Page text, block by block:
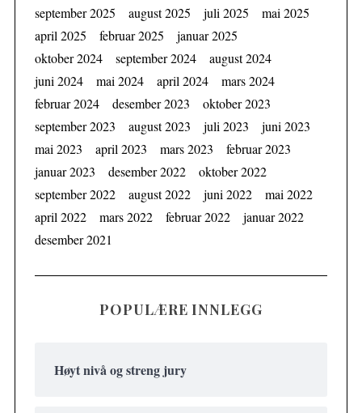
september 2025
august 2025 juli 2025
mai 2025
april 2025
februar 2025
januar 2025
oktober 2024
september 2024
august 2024
juni 2024
mai 2024 april 2024
mars 2024
februar 2024
desember 2023
oktober 2023
september 2023
august 2023 juli 2023
juni 2023
mai 2023
april 2023 mars 2023
februar 2023
januar 2023
desember 2022
oktober 2022
september 2022
august 2022 juni 2022
mai 2022
april 2022
mars 2022 februar 2022
januar 2022
desember 2021
POPULÆRE INNLEGG
Høyt nivå og streng jury